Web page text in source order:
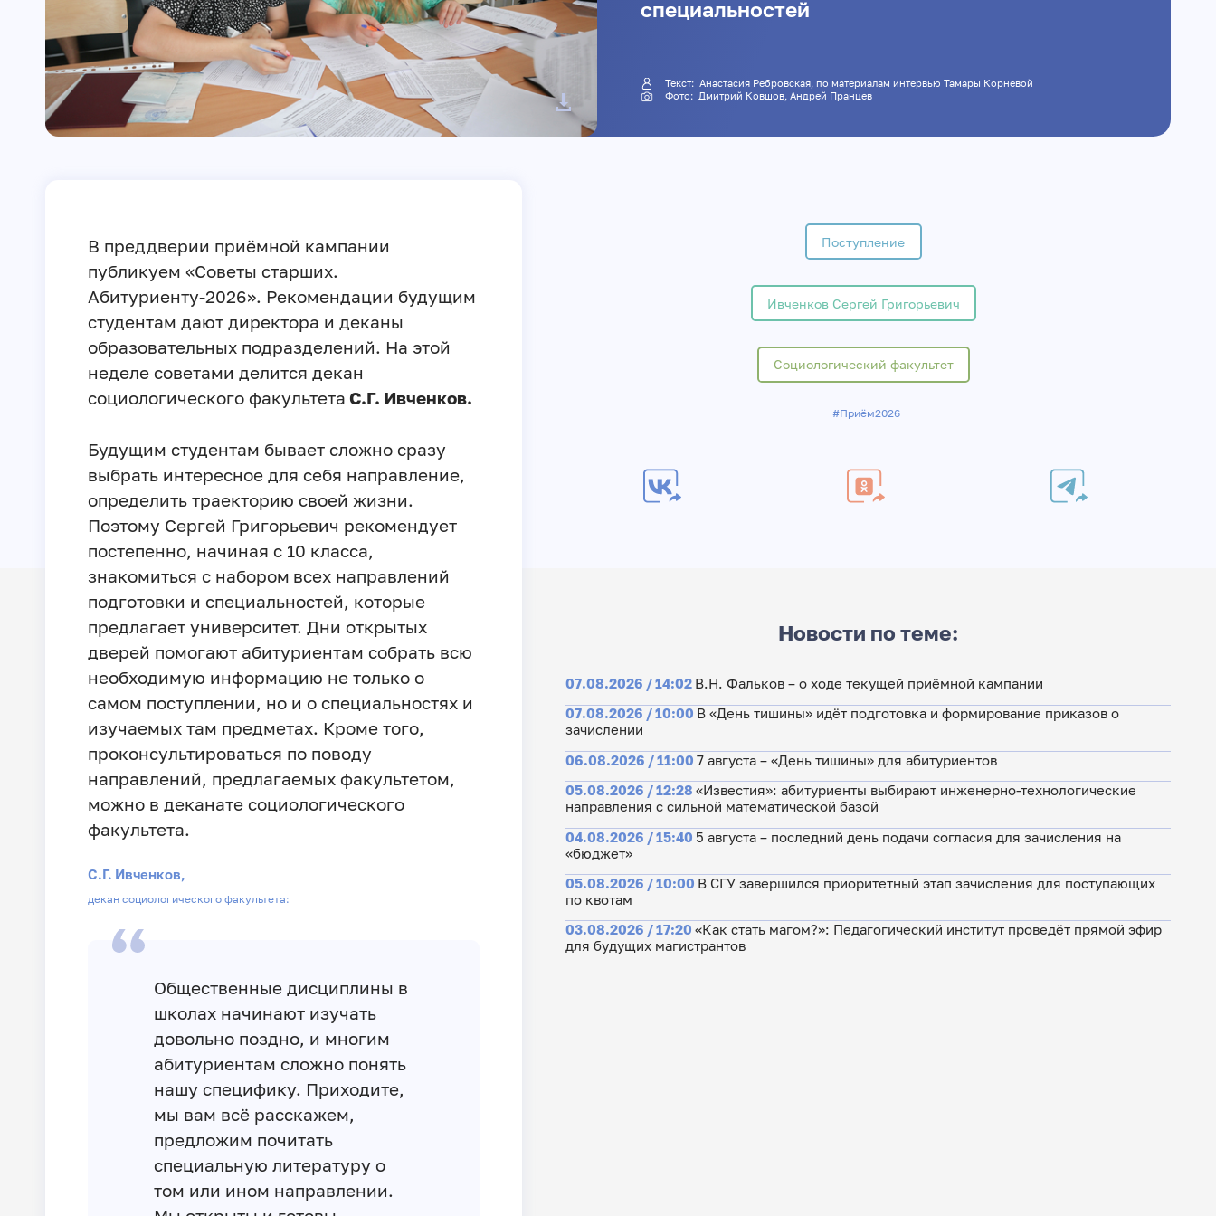
специальностей
Текст:Анастасия Ребровская, по материалам интервью Тамары Корневой
Фото: Дмитрий Ковшов, Андрей Пранцев
В преддверии приёмной кампании
публикуем «Советы старших.
Абитуриенту-2026». Рекомендации будущим
студентам дают директора и деканы
образовательных подразделений. На этой
неделе советами делится декан
социологического факультета С.Г. Ивченков.
Будущим студентам бывает сложно сразу
выбрать интересное для себя направление,
определить траекторию своей жизни.
Поэтому Сергей Григорьевич рекомендует
постепенно, начиная с 10 класса,
знакомиться с набором всех направлений
подготовки и специальностей, которые
предлагает университет. Дни открытых
дверей помогают абитуриентам собрать всю
необходимую информацию не только о
самом поступлении, но и о специальностях и
изучаемых там предметах. Кроме того,
проконсультироваться по поводу
направлений, предлагаемых факультетом,
можно в деканате социологического
факультета.
С.Г. Ивченков,
декан социологического факультета:
Общественные дисциплины в
школах начинают изучать
довольно поздно, и многим
абитуриентам сложно понять
нашу специфику. Приходите,
мы вам всё расскажем,
предложим почитать
специальную литературу о
том или ином направлении.
Поступление
Ивченков Сергей Григорьевич
Социологический факультет
#Приём2026
Новости по теме:
07.08.2026 / 14:02 В.Н. Фальков – о ходе текущей приёмной кампании
07.08.2026 / 10:00 В «День тишины» идёт подготовка и формирование приказов о
зачислении
06.08.2026 / 11:00 7 августа – «День тишины» для абитуриентов
05.08.2026 / 12:28 «Известия»: абитуриенты выбирают инженерно-технологические
направления с сильной математической базой
04.08.2026 / 15:40 5 августа – последний день подачи согласия для зачисления на
«бюджет»
05.08.2026 / 10:00 В СГУ завершился приоритетный этап зачисления для поступающих
по квотам
03.08.2026 / 17:20 «Как стать магом?»: Педагогический институт проведёт прямой эфир
для будущих магистрантов